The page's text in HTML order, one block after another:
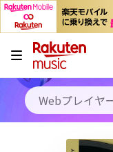
キャンペーン
料金プラン
使い方